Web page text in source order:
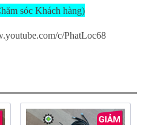
sóc Khách hàng)
c/PhatLoc68